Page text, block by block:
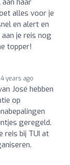
haar
alles voor je
en alert en
je reis nog
topper!
4 years ago
José hebben
op
geregeld.
reis bij TUI at